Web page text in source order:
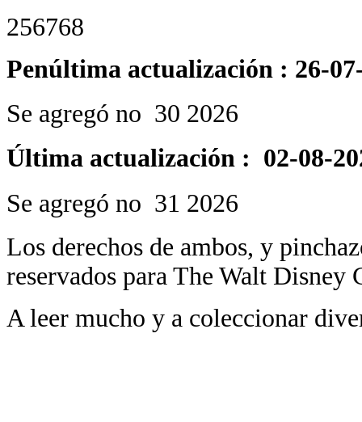
256768
Penúltima actualización : 26-
Se agregó no 30 2026
Última actualización : 02-08-
Se agregó no 31 2026
Los derechos de ambos, y
reservados para The Walt Disney
A leer mucho y a coleccionar